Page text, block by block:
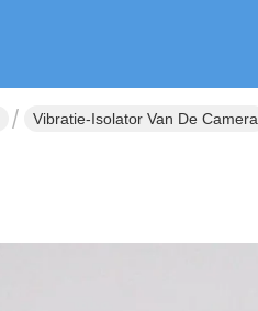
Vibratie-Isolator Van De Camera